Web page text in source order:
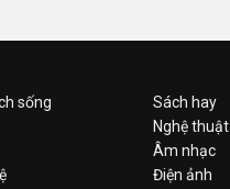
sống
Sách hay
Nghệ thuật
Âm nhạc
Điện ảnh